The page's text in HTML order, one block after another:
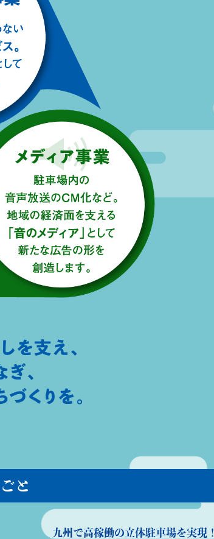
と
九州で高稼働の立体駐車場を実現！